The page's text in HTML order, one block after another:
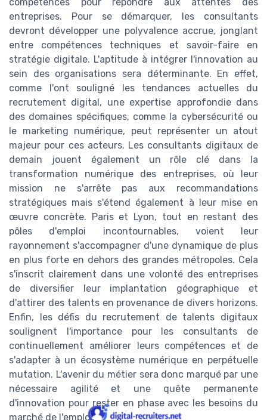
entreprises. Pour se démarquer, les consultants
devront développer une polyvalence accrue, jonglant
entre compétences techniques et savoir-faire en
stratégie digitale. L'aptitude à intégrer l'innovation au
sein des organisations sera déterminante. En effet,
comme l'ont souligné les tendances actuelles du
recrutement digital, une expertise approfondie dans
des domaines spécifiques, comme la cybersécurité ou
le marketing numérique, peut représenter un atout
majeur pour ces acteurs. Les consultants digitaux de
demain jouent également un rôle clé dans la
transformation numérique des entreprises, où leur
mission ne s'arrête pas aux recommandations
stratégiques mais s'étend également à leur mise en
œuvre concrète. Paris et Lyon, tout en restant des
pôles d'emploi incontournables, voient leur
rayonnement s'accompagner d'une dynamique de plus
en plus forte en dehors des grandes métropoles. Cela
s'inscrit clairement dans une volonté des entreprises
de diversifier leur implantation géographique et
d'attirer des talents en provenance de divers horizons.
Enfin, les défis du recrutement de talents digitaux
soulignent l'importance pour les consultants de
continuellement améliorer leurs compétences et de
s'adapter à un écosystème numérique en perpétuelle
mutation. L'avenir du métier sera donc marqué par une
nécessaire agilité et une quête permanente
d'innovation pour rester en phase avec les besoins du
marché de l'emploi.